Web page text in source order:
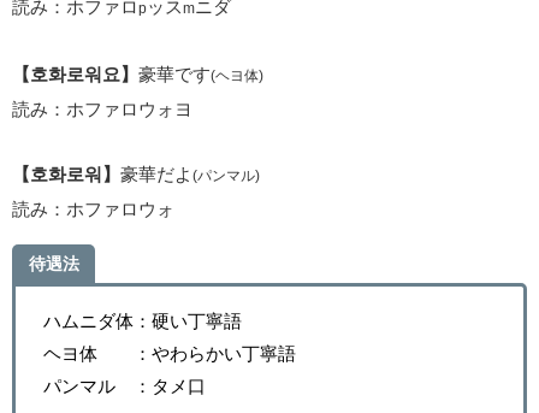
読み：ホファロpッス m ニダ
【호화로워요】 豪華です(ヘヨ体)
読み：ホファロウォヨ
【호화로워】 豪華だよ (パンマル)
読み：ホファロウォ
待遇法
ハムニダ体：硬い丁寧語
ヘヨ体 ：やわらかい丁寧語
パンマル ：タメ口